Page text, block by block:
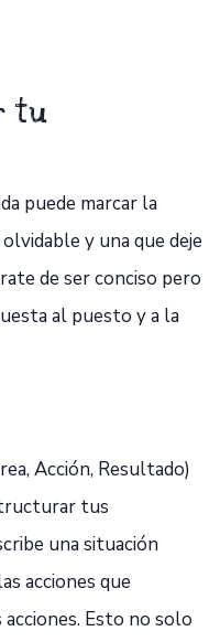
tu
puede marcar la
y una que deje
de ser conciso pero
al puesto y a la
Acción, Resultado)
tus
una situación
acciones que
Esto no solo